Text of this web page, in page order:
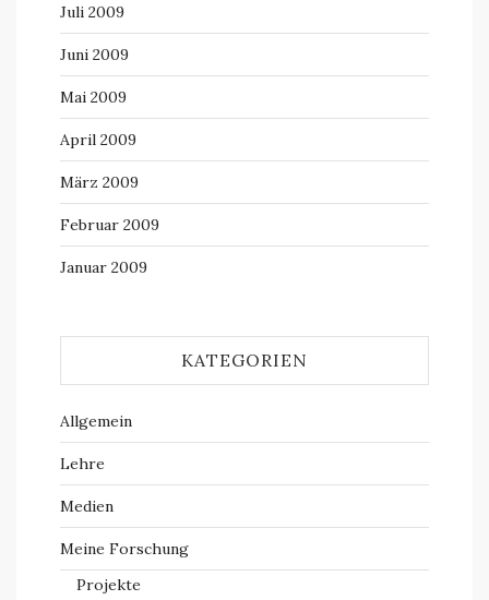
Juli 2009
Juni 2009
Mai 2009
April 2009
März 2009
Februar 2009
Januar 2009
KATEGORIEN
Allgemein
Lehre
Medien
Meine Forschung
Projekte